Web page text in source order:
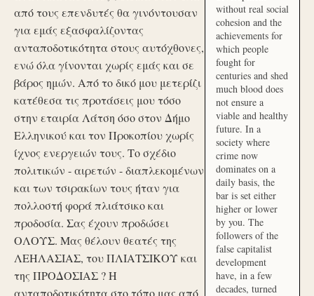
από τους επενδυτές θα γινόντουσαν
για εμάς εξασφαλίζοντας
ανταποδοτικότητα στους αυτόχθονες,
ενώ όλα γίνονται χωρίς εμάς και σε
βάρος ημών. Από το δικό μου μετερίζι
κατέθεσα τις προτάσεις μου τόσο
στην εταιρία Λάτση όσο στον Δήμο
Ελληνικού και τον Προκοπίου χωρίς
ίχνος ενεργειών τους. Το σχέδιο
πολιτικών - αιρετών - διαπλεκομένων
και των τσιρακίων τους ήταν για
πολλοστή φορά πλιάτσικο και
προδοσία. Σας έχουν προδώσει
ΟΛΟΥΣ. Μας θέλουν θεατές της
ΛΕΗΛΑΣΙΑΣ, του ΠΛΙΑΤΣΙΚΟΥ και
της ΠΡΟΔΟΣΙΑΣ ? Η
ανταποδοτικότητα στο τόπο μας από
without real social
cohesion and the
achievements for
which people
fought for
centuries and shed
much blood does
not ensure a
viable and healthy
future. In a
society where
crime now
dominates on a
daily basis, the
bar is set either
higher or lower
by you. The
followers of the
false capitalist
development
have, in a few
decades, turned